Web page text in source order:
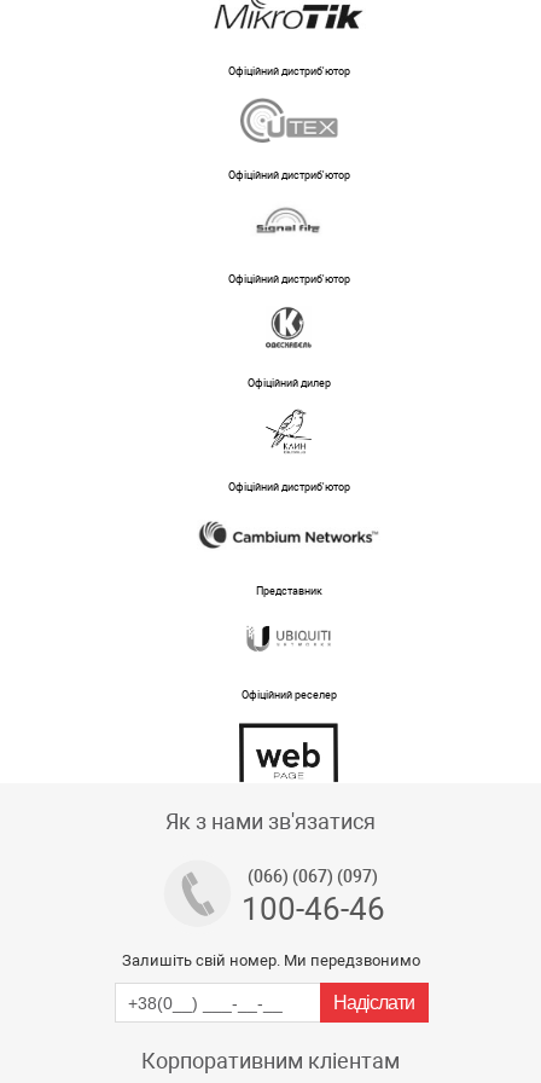
Офіційний дистриб'ютор
Офіційний дистриб'ютор
Офіційний дистриб'ютор
Офіційний дилер
Офіційний дистриб'ютор
Представник
Офіційний реселер
Як з нами зв'язатися
(066) (067) (097)
100-46-46
Залишіть свій номер. Ми передзвонимо
Корпоративним кліентам